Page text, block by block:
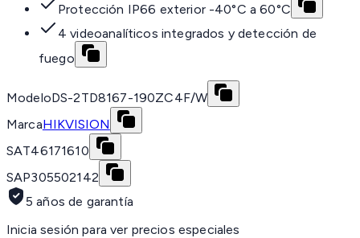
Protección IP66 exterior -40°C a 60°C
4 videoanalíticos integrados y detección de
fuego
ModeloDS-2TD8167-190ZC4F/W
MarcaHIKVISION
SAT46171610
SAP305502142
5 años de garantía
Inicia sesión para ver precios especiales